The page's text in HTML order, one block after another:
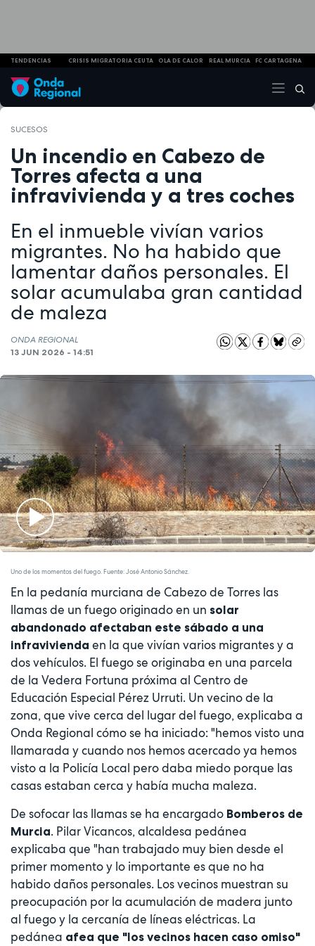
TENDENCIAS CRISIS MIGRATORIA CEUTA OLA DE CALOR REAL MURCIA FC CARTAGENA
SUCESOS
Un incendio en Cabezo de
Torres afecta a una
infravivienda y a tres coches
En el inmueble vivían varios
migrantes. No ha habido que
lamentar daños personales. El
solar acumulaba gran cantidad
de maleza
ONDA REGIONAL
13 JUN 2026 - 14:51
Play
Video
Uno de los momentos del fuego. Fuente: José Antonio Sánchez.
En la pedanía murciana de Cabezo de Torres las
llamas de un fuego originado en un solar
abandonado afectaban este sábado a una
infravivienda en la que vivían varios migrantes y a
dos vehículos. El fuego se originaba en una parcela
de la Vedera Fortuna próxima al Centro de
Educación Especial Pérez Urruti. Un vecino de la
zona, que vive cerca del lugar del fuego, explicaba a
Onda Regional cómo se ha iniciado: "hemos visto una
llamarada y cuando nos hemos acercado ya hemos
visto a la Policía Local pero daba miedo porque las
casas estaban cerca y había mucha maleza.
De sofocar las llamas se ha encargado Bomberos de
Murcia. Pilar Vicancos, alcaldesa pedánea
explicaba que "han trabajado muy bien desde el
primer momento y lo importante es que no ha
habido daños personales. Los vecinos muestran su
preocupación por la acumulación de madera junto
al fuego y la cercanía de líneas eléctricas. La
pedánea afea que "los vecinos hacen caso omiso"